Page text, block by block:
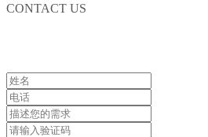
CONTACT US